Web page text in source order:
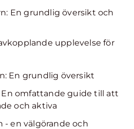
En grundlig översikt och
upplevelse för
En grundlig översikt
omfattande guide till att
och aktiva
- en välgörande och